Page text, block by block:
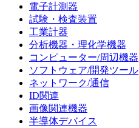
電子計測器
試験・検査装置
工業計器
分析機器・理化学機器
コンピューター/周辺機器
ソフトウェア/開発ツール
ネットワーク/通信
ID関連
画像関連機器
半導体デバイス